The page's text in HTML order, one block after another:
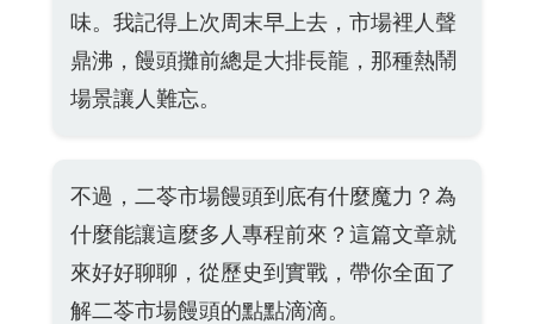
味。我記得上次周末早上去，市場裡人聲
鼎沸，饅頭攤前總是大排長龍，那種熱鬧
場景讓人難忘。
不過，二苓市場饅頭到底有什麼魔力？為
什麼能讓這麼多人專程前來？這篇文章就
來好好聊聊，從歷史到實戰，帶你全面了
解二苓市場饅頭的點點滴滴。